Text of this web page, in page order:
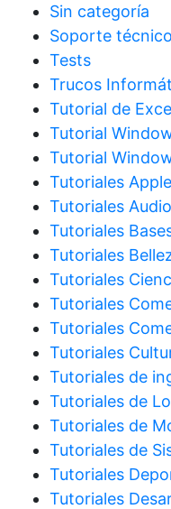
Sin categoría
Soporte técnico
Tests
Trucos
Tutorial de
Tutorial
Tutorial
Tutoriales Apple
Tutoriales
Tutoriales
Tutoriales
Tutoriales
Tutoriales
Tutoriales
Tutoriales
Tutoriales de
Tutoriales de
Tutoriales de
Tutoriales de
Tutoriales
Tutoriales